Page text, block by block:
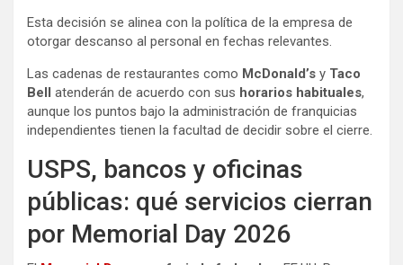
Esta decisión se alinea con la política de la empresa de
otorgar descanso al personal en fechas relevantes.
Las cadenas de restaurantes como McDonald’s y Taco
Bell atenderán de acuerdo con sus horarios habituales,
aunque los puntos bajo la administración de franquicias
independientes tienen la facultad de decidir sobre el cierre.
USPS, bancos y oficinas
públicas: qué servicios cierran
por Memorial Day 2026